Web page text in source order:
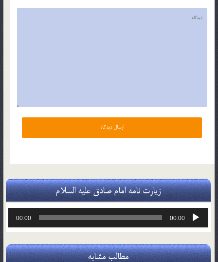
زیارت نامه امام صادق علیه السلام
پخش‌کننده
00:00
00:00
مطالب مشابه